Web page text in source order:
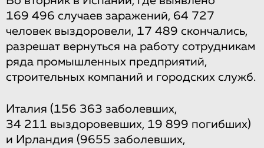
169 496 случаев заражений, 64 727
человек выздоровели, 17 489 скончались,
разрешат вернуться на работу сотрудникам
ряда промышленных предприятий,
строительных компаний и городских служб.
Италия (156 363 заболевших,
34 211 выздоровевших, 19 899 погибших)
и Ирландия (9655 заболевших,